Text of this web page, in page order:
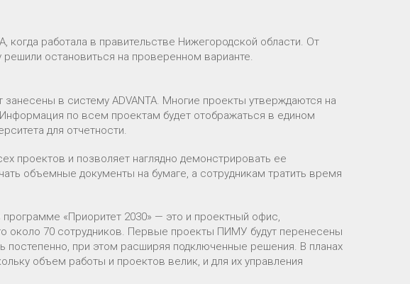
когда работала в правительстве Нижегородской области. От
остановиться на проверенном варианте.
в систему ADVANTA. Многие проекты утверждаются на
по всем проектам будет отображаться в едином
для отчетности.
проектов и позволяет наглядно демонстрировать ее
объемные документы на бумаге, а сотрудникам тратить время
«Приоритет 2030» — это и проектный офис,
около 70 сотрудников. Первые проекты ПИМУ будут перенесены
постепенно, при этом расширяя подключенные решения. В планах
объем работы и проектов велик, и для их управления